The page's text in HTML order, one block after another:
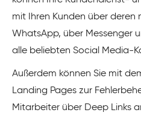
mit Ihren Kunden über deren
WhatsApp, über Messenger
alle beliebten Social Media-
Außerdem können Sie mit
Landing Pages zur
Mitarbeiter über Deep Links